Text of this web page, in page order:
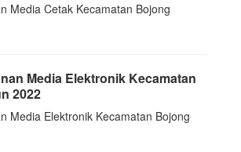
Media Cetak Kecamatan Bojong
Media Elektronik Kecamatan
2022
Media Elektronik Kecamatan Bojong